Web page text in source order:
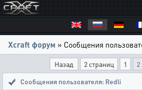
Xcraft форум » Сообщения
Назад 2 страниц 1 2
Сообщения пользователя: Redli